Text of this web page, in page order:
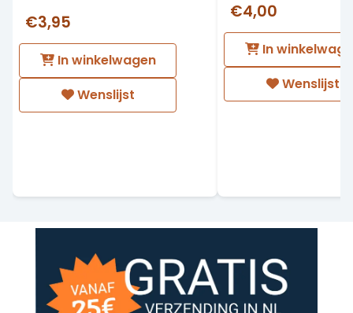
€3,95
In winkelwagen
Wenslijst
€4,00
In
Wenslijst